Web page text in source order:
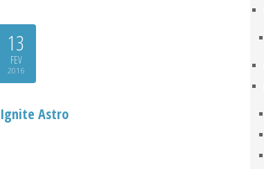
13
FEV
2016
Ignite Astro